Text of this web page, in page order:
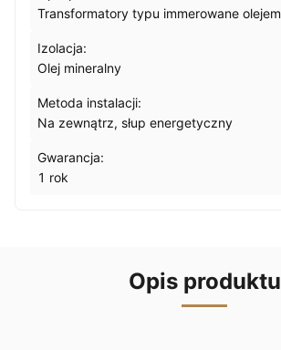
Transformatory typu immerowane olejem
Izolacja:
Olej mineralny
Metoda instalacji:
Na zewnątrz, słup energetyczny
Gwarancja:
1 rok
Opis produktu